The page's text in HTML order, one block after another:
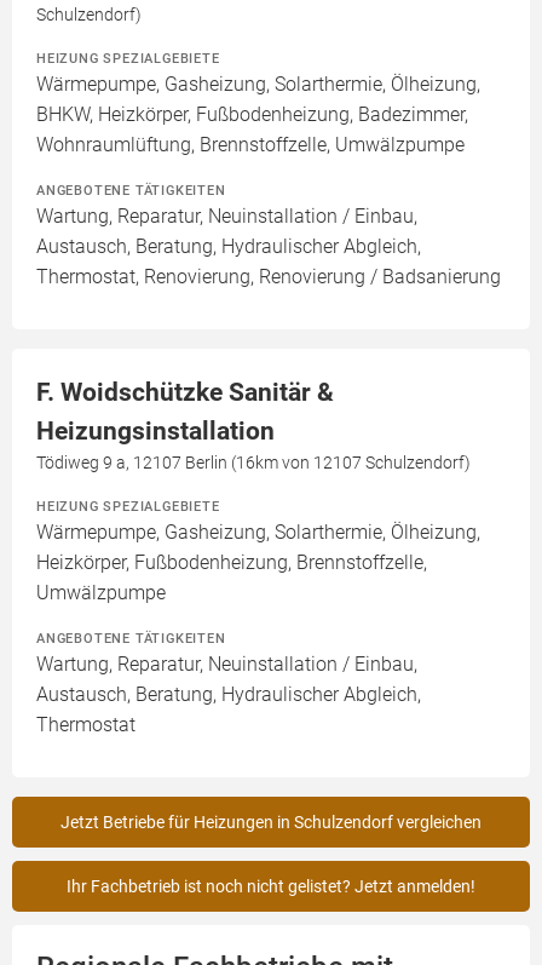
Schulzendorf)
HEIZUNG SPEZIALGEBIETE
Wärmepumpe, Gasheizung, Solarthermie, Ölheizung,
BHKW, Heizkörper, Fußbodenheizung, Badezimmer,
Wohnraumlüftung, Brennstoffzelle, Umwälzpumpe
ANGEBOTENE TÄTIGKEITEN
Wartung, Reparatur, Neuinstallation / Einbau,
Austausch, Beratung, Hydraulischer Abgleich,
Thermostat, Renovierung, Renovierung / Badsanierung
F. Woidschützke Sanitär &
Heizungsinstallation
Tödiweg 9 a, 12107 Berlin (16km von 12107 Schulzendorf)
HEIZUNG SPEZIALGEBIETE
Wärmepumpe, Gasheizung, Solarthermie, Ölheizung,
Heizkörper, Fußbodenheizung, Brennstoffzelle,
Umwälzpumpe
ANGEBOTENE TÄTIGKEITEN
Wartung, Reparatur, Neuinstallation / Einbau,
Austausch, Beratung, Hydraulischer Abgleich,
Thermostat
Jetzt Betriebe für Heizungen in Schulzendorf vergleichen
Ihr Fachbetrieb ist noch nicht gelistet? Jetzt anmelden!